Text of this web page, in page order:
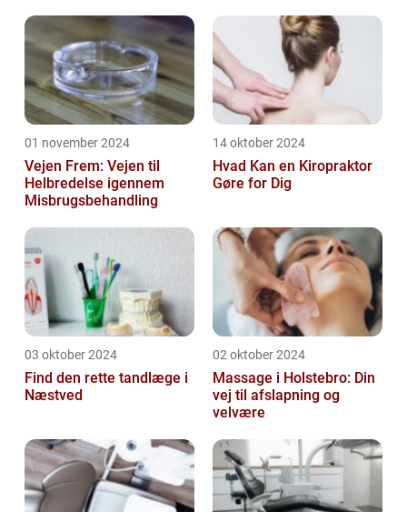
01 november 2024
Vejen Frem: Vejen til
Helbredelse igennem
Misbrugsbehandling
14 oktober 2024
Hvad Kan en Kiropraktor
Gøre for Dig
03 oktober 2024
Find den rette tandlæge i
Næstved
02 oktober 2024
Massage i Holstebro: Din
vej til afslapning og
velvære